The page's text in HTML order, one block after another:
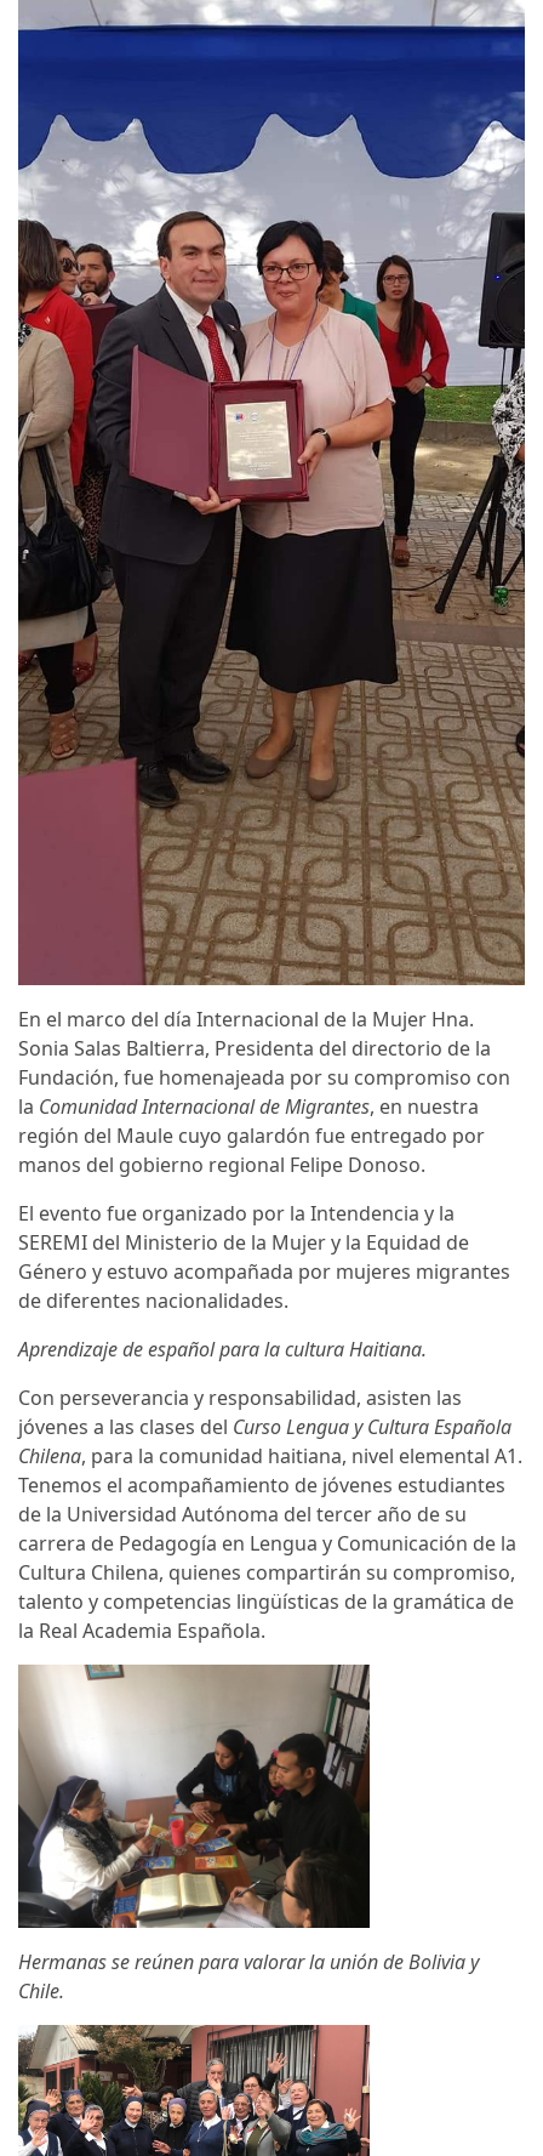
En el marco del día Internacional de la Mujer Hna.
Sonia Salas Baltierra, Presidenta del directorio de la
Fundación, fue homenajeada por su compromiso con
la Comunidad Internacional de Migrantes, en nuestra
región del Maule cuyo galardón fue entregado por
manos del gobierno regional Felipe Donoso.
El evento fue organizado por la Intendencia y la
SEREMI del Ministerio de la Mujer y la Equidad de
Género y estuvo acompañada por mujeres migrantes
de diferentes nacionalidades.
Aprendizaje de español para la cultura Haitiana.
Con perseverancia y responsabilidad, asisten las
jóvenes a las clases del Curso Lengua y Cultura Española
Chilena, para la comunidad haitiana, nivel elemental A1.
Tenemos el acompañamiento de jóvenes estudiantes
de la Universidad Autónoma del tercer año de su
carrera de Pedagogía en Lengua y Comunicación de la
Cultura Chilena, quienes compartirán su compromiso,
talento y competencias lingüísticas de la gramática de
la Real Academia Española.
Hermanas se reúnen para valorar la unión de Bolivia y
Chile.